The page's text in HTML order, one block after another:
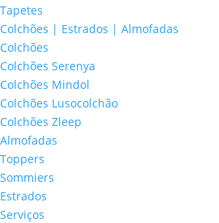
Tapetes
Colchões | Estrados | Almofadas
Colchões
Colchões Serenya
Colchões Mindol
Colchões Lusocolchão
Colchões Zleep
Almofadas
Toppers
Sommiers
Estrados
Serviços